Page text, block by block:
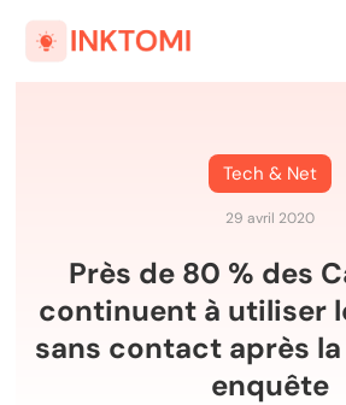
Tech & Net
29 avril 2020
Près de 80 % des
continuent à utiliser
sans contact après
enquête